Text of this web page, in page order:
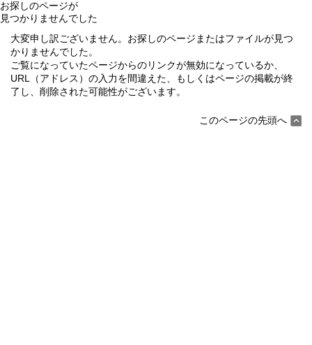
お探しのページが
見つかりませんでした
大変申し訳ございません。お探しのページまたはファイルが見つ
かりませんでした。
ご覧になっていたページからのリンクが無効になっているか、
URL（アドレス）の入力を間違えた、もしくはページの掲載が終
了し、削除された可能性がございます。
このページの先頭へ